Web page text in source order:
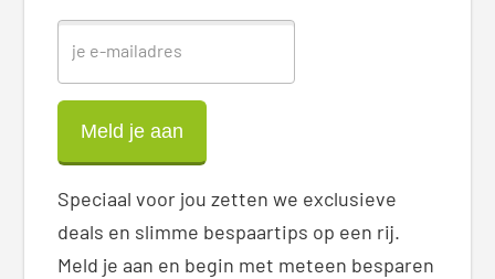
Speciaal voor jou zetten we exclusieve
deals en slimme bespaartips op een rij.
Meld je aan en begin met meteen besparen